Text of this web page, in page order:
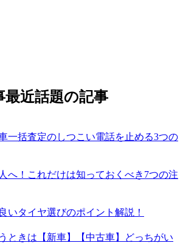
最近話題の記事
一括査定のしつこい電話を止める3つの
へ！これだけは知っておくべき7つの注
いタイヤ選びのポイント解説！
ときは【新車】【中古車】どっちがい